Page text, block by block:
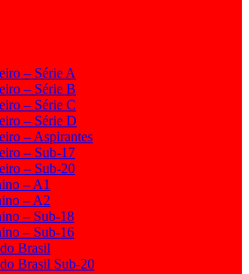
– Série A
– Série B
– Série C
– Série D
– Aspirantes
– Sub-17
– Sub-20
– A1
– A2
– Sub-18
– Sub-16
Brasil
Brasil Sub-20